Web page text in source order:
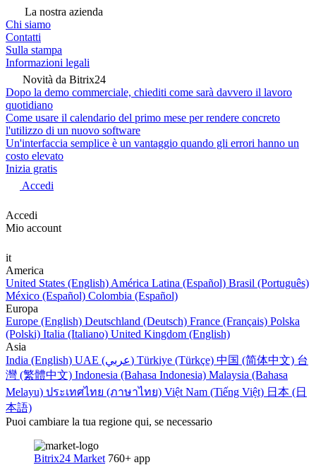
La nostra azienda
Chi siamo
Contatti
Sulla stampa
Informazioni legali
Novità da Bitrix24
Dopo la demo commerciale, chiediti come sarà davvero il lavoro
quotidiano
Come usare il calendario del primo mese per rendere concreto
l'utilizzo di un nuovo software
Un'interfaccia semplice è un vantaggio quando gli errori hanno un
costo elevato
Inizia gratis
Accedi
Accedi
Mio account
it
America
United States (English) América Latina (Español) Brasil (Português)
México (Español) Colombia (Español)
Europa
Europe (English) Deutschland (Deutsch) France (Français) Polska
(Polski) Italia (Italiano) United Kingdom (English)
Asia
India (English)
UAE (عربي) Türkiye (Türkçe) 中国 (简体中文) 台
灣 (繁體中文) Indonesia (Bahasa Indonesia) Malaysia (Bahasa
Melayu) ประเทศไทย (ภาษาไทย) Việt Nam (Tiếng Việt) 日本 (日
本語)
Puoi cambiare la tua regione qui, se necessario
Bitrix24 Market 760+ app